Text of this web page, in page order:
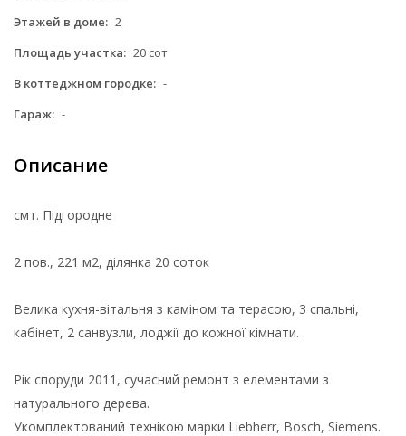
Этажей в доме: 2
Площадь участка: 20 сот
В коттеджном городке: -
Гараж: -
Описание
смт. Підгородне
2 пов., 221 м2, ділянка 20 соток
Велика кухня-вітальня з каміном та терасою, 3 спальні,
кабінет, 2 санвузли, лоджії до кожної кімнати.
Рік споруди 2011, сучасний ремонт з елементами з
натурального дерева.
Укомплектований технікою марки Liebherr, Bosch, Siemens.